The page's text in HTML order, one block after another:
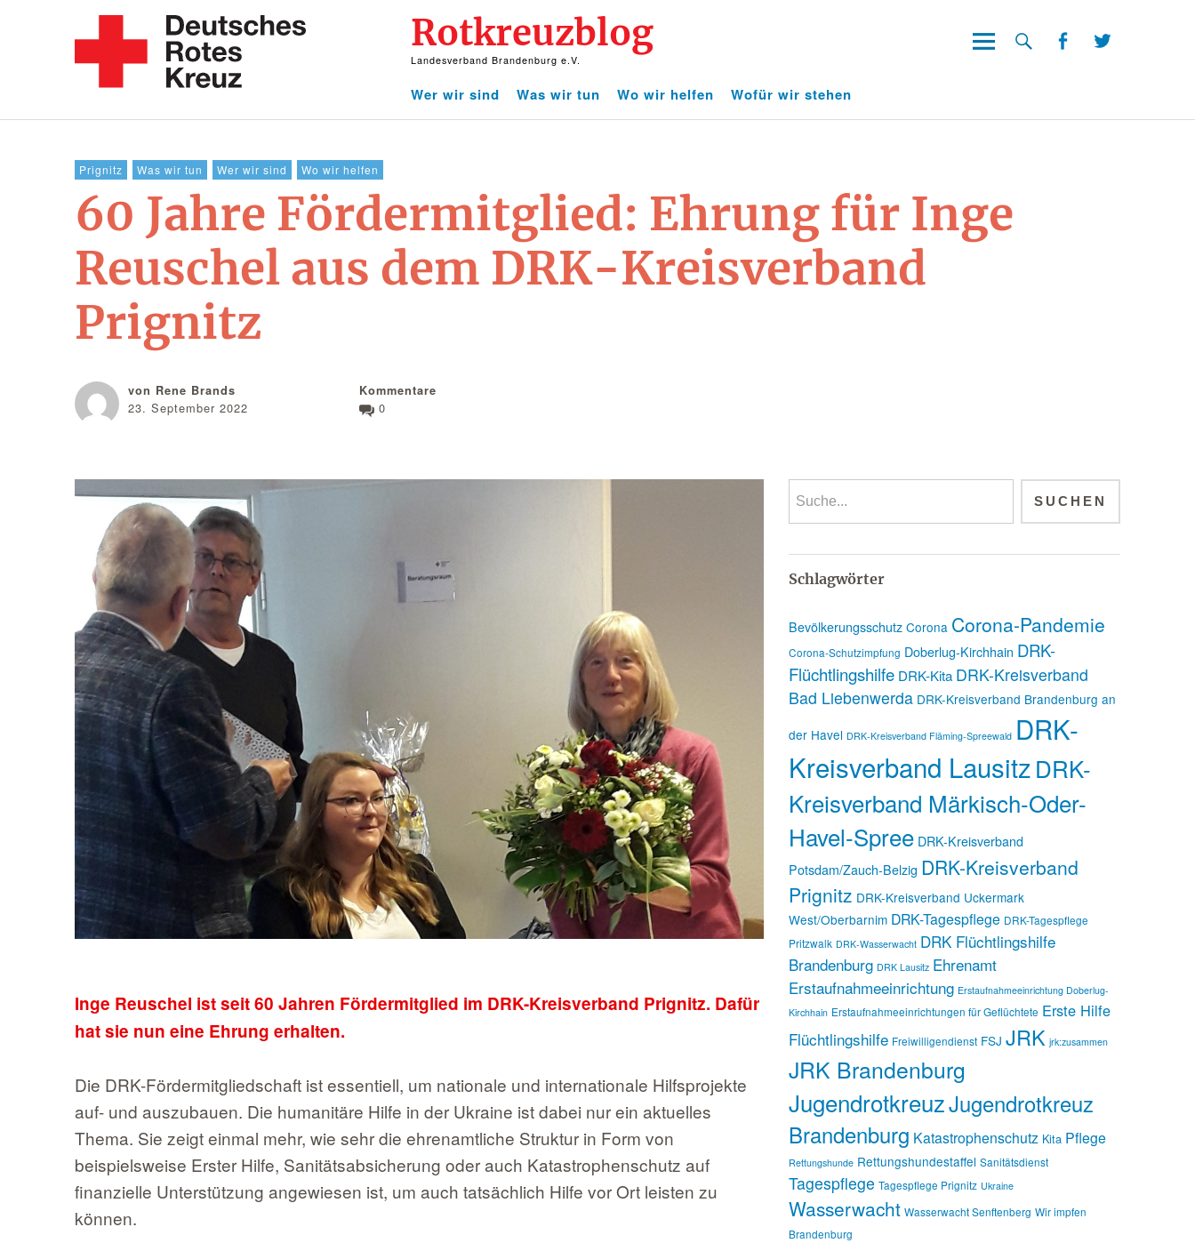
Rotkreuzblog
Landesverband Brandenburg e.V.
Wer wir sind
Was wir tun Wo wir helfen Wofür wir stehen
Prignitz Was wir tun Wer wir sind Wo wir helfen
60 Jahre Fördermitglied: Ehrung für Inge
Reuschel aus dem DRK-Kreisverband
Prignitz
von Rene Brands
23. September 2022
Kommentare
0
Inge Reuschel ist seit 60 Jahren Fördermitglied im DRK-Kreisverband Prignitz. Dafür
hat sie nun eine Ehrung erhalten.
Die DRK-Fördermitgliedschaft ist essentiell, um nationale und internationale Hilfsprojekte
auf- und auszubauen. Die humanitäre Hilfe in der Ukraine ist dabei nur ein aktuelles
Thema. Sie zeigt einmal mehr, wie sehr die ehrenamtliche Struktur in Form von
beispielsweise Erster Hilfe, Sanitätsabsicherung oder auch Katastrophenschutz auf
finanzielle Unterstützung angewiesen ist, um auch tatsächlich Hilfe vor Ort leisten zu
können.
Schlagwörter
Bevölkerungsschutz Corona Corona-Pandemie
Corona-Schutzimpfung Doberlug-Kirchhain DRK-
Flüchtlingshilfe DRK-Kita DRK-Kreisverband
Bad Liebenwerda DRK-Kreisverband Brandenburg an
der Havel DRK-Kreisverband Fläming-Spreewald DRK-
Kreisverband LausitzDRK-
Kreisverband Märkisch-Oder-
Havel-Spree DRK-Kreisverband
Potsdam/Zauch-Belzig DRK-Kreisverband
Prignitz DRK-Kreisverband Uckermark
West/Oberbarnim DRK-Tagespflege DRK-Tagespflege
Pritzwalk DRK-Wasserwacht DRK Flüchtlingshilfe
Brandenburg DRK Lausitz Ehrenamt
Erstaufnahmeeinrichtung Erstaufnahmeeinrichtung Doberlug-
Kirchhain Erstaufnahmeeinrichtungen für Geflüchtete Erste Hilfe
Flüchtlingshilfe Freiwilligendienst FSJ JRK jrk:zusammen
JRK Brandenburg
JugendrotkreuzJugendrotkreuz
Brandenburg Katastrophenschutz Kita Pflege
Rettungshunde Rettungshundestaffel Sanitätsdienst
Tagespflege Tagespflege Prignitz Ukraine
Wasserwacht Wasserwacht Senftenberg Wir impfen
Brandenburg